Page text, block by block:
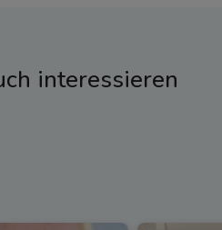
interessieren